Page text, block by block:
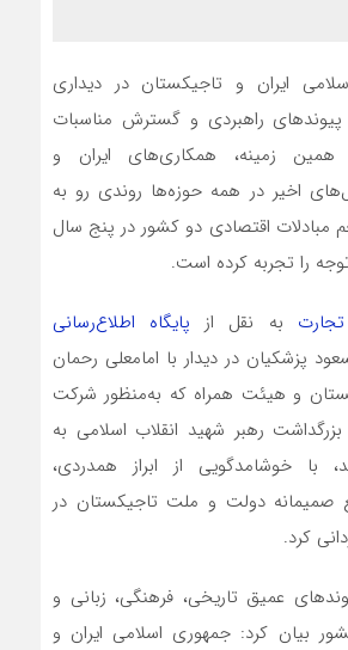
ایران و تاجیکستان در دیداری
پیوندهای راهبردی و گسترش مناسبات
همین زمینه، همکاری‌های ایران و
اخیر در همه حوزه‌ها روندی رو به
مبادلات اقتصادی دو کشور در پنج سال
را تجربه کرده است.
تجارت به نقل از پایگاه اطلاع‌رسانی
پزشکیان در دیدار با امامعلی رحمان
و هیئت همراه که به‌منظور شرکت
رهبر شهید انقلاب اسلامی به
با خوشامدگویی از ابراز همدردی،
صمیمانه دولت و ملت تاجیکستان در
کرد.
عمیق تاریخی، فرهنگی، زبانی و
بیان کرد: جمهوری اسلامی ایران و